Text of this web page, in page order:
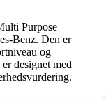
Purpose
Benz. Den er
og
designet med